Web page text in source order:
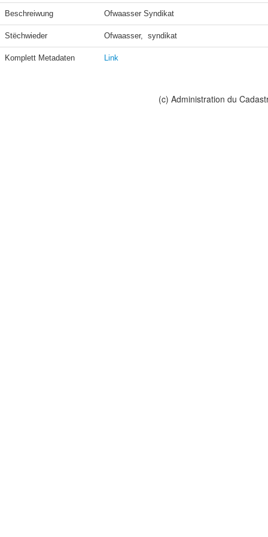
Beschreiwung Ofwaasser Syndikat
Stëchwieder Ofwaasser,  syndikat
Komplett Metadaten Link
(c) Administration du